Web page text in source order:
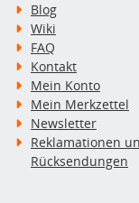
Blog
Wiki
FAQ
Kontakt
Mein Konto
Mein Merkzettel
Newsletter
Reklamationen
Rücksendungen